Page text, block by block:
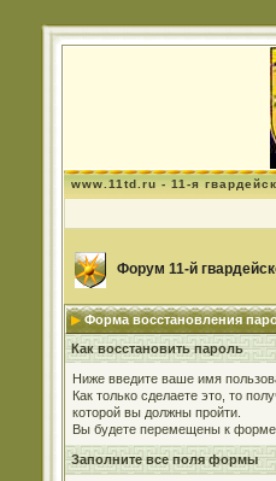
www.11td.ru - 11-я
Форум 11-й
Форма восстановления
Как восстановить пароль
Ниже введите ваше имя
Как только сделаете это, то
которой вы должны пройти.
Вы будете перемещены к форме
Заполните все поля формы